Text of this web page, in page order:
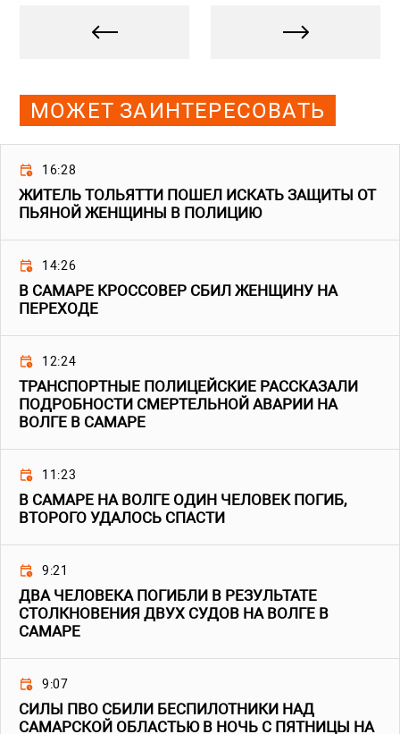
МОЖЕТ ЗАИНТЕРЕСОВАТЬ
16:28
ЖИТЕЛЬ ТОЛЬЯТТИ ПОШЕЛ ИСКАТЬ ЗАЩИТЫ ОТ
ПЬЯНОЙ ЖЕНЩИНЫ В ПОЛИЦИЮ
14:26
В САМАРЕ КРОССОВЕР СБИЛ ЖЕНЩИНУ НА
ПЕРЕХОДЕ
12:24
ТРАНСПОРТНЫЕ ПОЛИЦЕЙСКИЕ РАССКАЗАЛИ
ПОДРОБНОСТИ СМЕРТЕЛЬНОЙ АВАРИИ НА
ВОЛГЕ В САМАРЕ
11:23
В САМАРЕ НА ВОЛГЕ ОДИН ЧЕЛОВЕК ПОГИБ,
ВТОРОГО УДАЛОСЬ СПАСТИ
9:21
ДВА ЧЕЛОВЕКА ПОГИБЛИ В РЕЗУЛЬТАТЕ
СТОЛКНОВЕНИЯ ДВУХ СУДОВ НА ВОЛГЕ В
САМАРЕ
9:07
СИЛЫ ПВО СБИЛИ БЕСПИЛОТНИКИ НАД
САМАРСКОЙ ОБЛАСТЬЮ В НОЧЬ С ПЯТНИЦЫ НА